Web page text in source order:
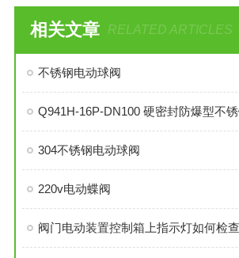
相关文章 RELATED ARTICLES
不锈钢电动球阀
Q941H-16P-DN100 硬密封防爆型不
304不锈钢电动球阀
220v电动蝶阀
阀门电动装置控制箱上指示灯如何检